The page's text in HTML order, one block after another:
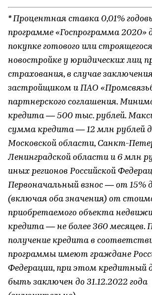
* Процентная ставка 0,01%
программе «Госпрограмма 2020»
покупке готового или
новостройке у юридических лиц
страхования, в случае
застройщиком и ПАО
партнерского соглашения.
кредита — 500 тыс. рублей.
сумма кредита — 12 млн рублей
Московской области, Санкт-
Ленинградской области и 6 млн
иных регионов Российской
Первоначальный взнос — от 15%
(включая оба значения) от
приобретаемого объекта
кредита — не более 360 месяцев.
получение кредита в
программы имеют граждане
Федерации, при этом кредитный
быть заключен до 31.12.2022 года